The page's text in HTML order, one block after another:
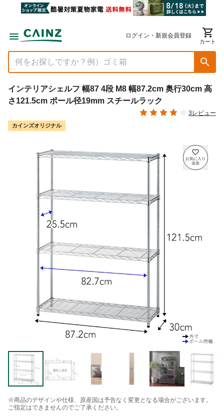
ログイン・新規会員登録
カート
インテリアシェルフ 幅87 4段 M8 幅87.2cm 奥行30cm 高
さ121.5cm ポール径19mm スチールラック
3レビュー
カインズオリジナル
※商品のデザインや仕様、原産国は予告なく変更となる場合がございます。
ご指定はできませんのでご了承ください。